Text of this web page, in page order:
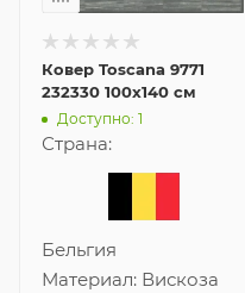
Ковер Toscana 9771
232330 100x140 см
Доступно: 1
Страна:
Бельгия
Материал: Вискоза